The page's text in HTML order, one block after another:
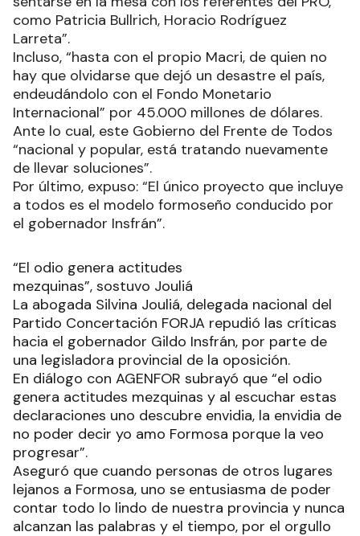
como Patricia Bullrich, Horacio Rodríguez
Larreta”.
Incluso, “hasta con el propio Macri, de quien no
hay que olvidarse que dejó un desastre el país,
endeudándolo con el Fondo Monetario
Internacional” por 45.000 millones de dólares.
Ante lo cual, este Gobierno del Frente de Todos
“nacional y popular, está tratando nuevamente
de llevar soluciones”.
Por último, expuso: “El único proyecto que incluye
a todos es el modelo formoseño conducido por
el gobernador Insfrán”.
“El odio genera actitudes
mezquinas”, sostuvo Jouliá
La abogada Silvina Jouliá, delegada nacional del
Partido Concertación FORJA repudió las críticas
hacia el gobernador Gildo Insfrán, por parte de
una legisladora provincial de la oposición.
En diálogo con AGENFOR subrayó que “el odio
genera actitudes mezquinas y al escuchar estas
declaraciones uno descubre envidia, la envidia de
no poder decir yo amo Formosa porque la veo
progresar”.
Aseguró que cuando personas de otros lugares
lejanos a Formosa, uno se entusiasma de poder
contar todo lo lindo de nuestra provincia y nunca
alcanzan las palabras y el tiempo, por el orgullo